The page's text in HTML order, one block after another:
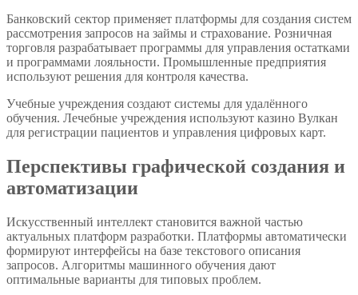
Банковский сектор применяет платформы для создания систем
рассмотрения запросов на займы и страхование. Розничная
торговля разрабатывает программы для управления остатками
и программами лояльности. Промышленные предприятия
используют решения для контроля качества.
Учебные учреждения создают системы для удалённого
обучения. Лечебные учреждения используют казино Вулкан
для регистрации пациентов и управления цифровых карт.
Перспективы графической создания и
автоматизации
Искусственный интеллект становится важной частью
актуальных платформ разработки. Платформы автоматически
формируют интерфейсы на базе текстового описания
запросов. Алгоритмы машинного обучения дают
оптимальные варианты для типовых проблем.